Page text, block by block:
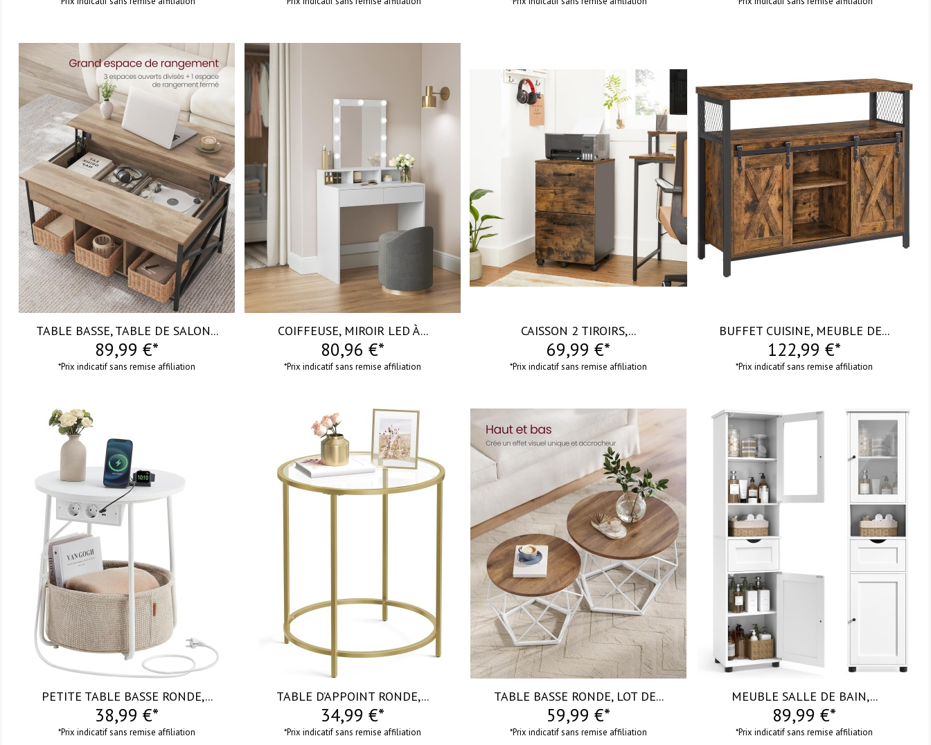
TABLE BASSE, TABLE DE SALON...
89,99 €*
*Prix indicatif sans remise affiliation
visibility
COIFFEUSE, MIROIR LED À...
80,96 €*
*Prix indicatif sans remise affiliation
visibility
CAISSON 2 TIROIRS,...
69,99 €*
*Prix indicatif sans remise affiliation
BUFFET CUISINE, MEUBLE DE...
122,99 €*
*Prix indicatif sans remise affiliation
PETITE TABLE BASSE RONDE,...
38,99 €*
*Prix indicatif sans remise affiliation
TABLE D’APPOINT RONDE,...
34,99 €*
*Prix indicatif sans remise affiliation
TABLE BASSE RONDE, LOT DE...
59,99 €*
*Prix indicatif sans remise affiliation
MEUBLE SALLE DE BAIN,...
89,99 €*
*Prix indicatif sans remise affiliation